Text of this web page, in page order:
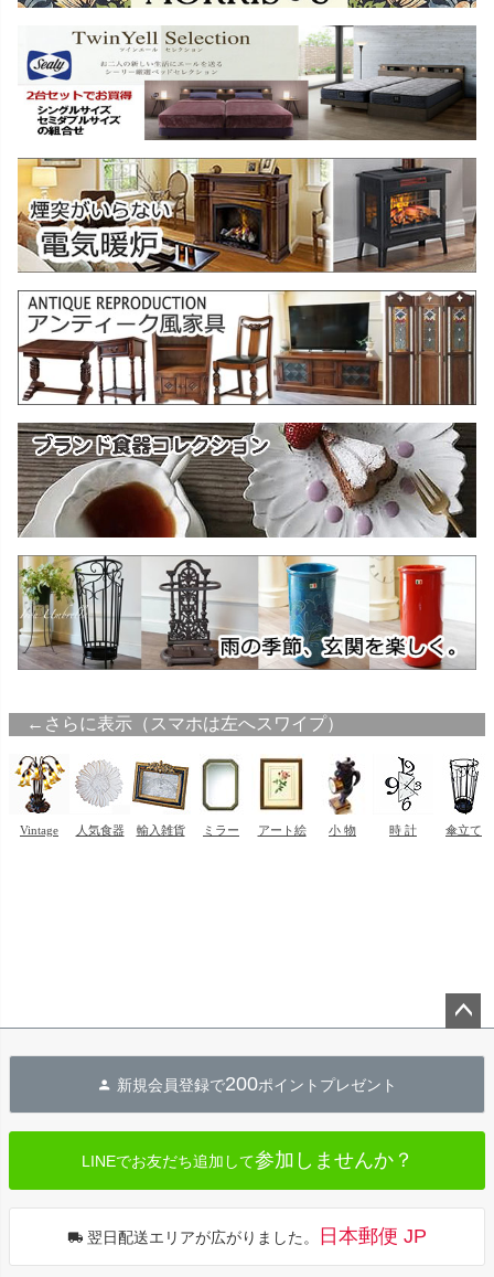
へ
新規会員登録で200ポイントプレゼント
LINEでお友だち追加して参加しませんか？
翌日配送エリアが広がりました。 日本郵便 JP